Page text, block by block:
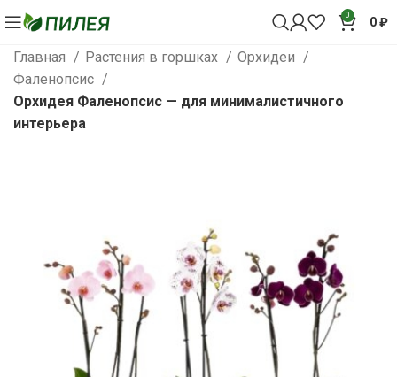
0 0₽
Главная Растения в горшках
Орхидеи
Фаленопсис
Орхидея Фаленопсис — для минималистичного
интерьера